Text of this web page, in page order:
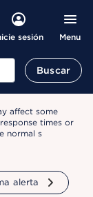
sesión Menu
Buscar
affect some
times or
normal s
alerta